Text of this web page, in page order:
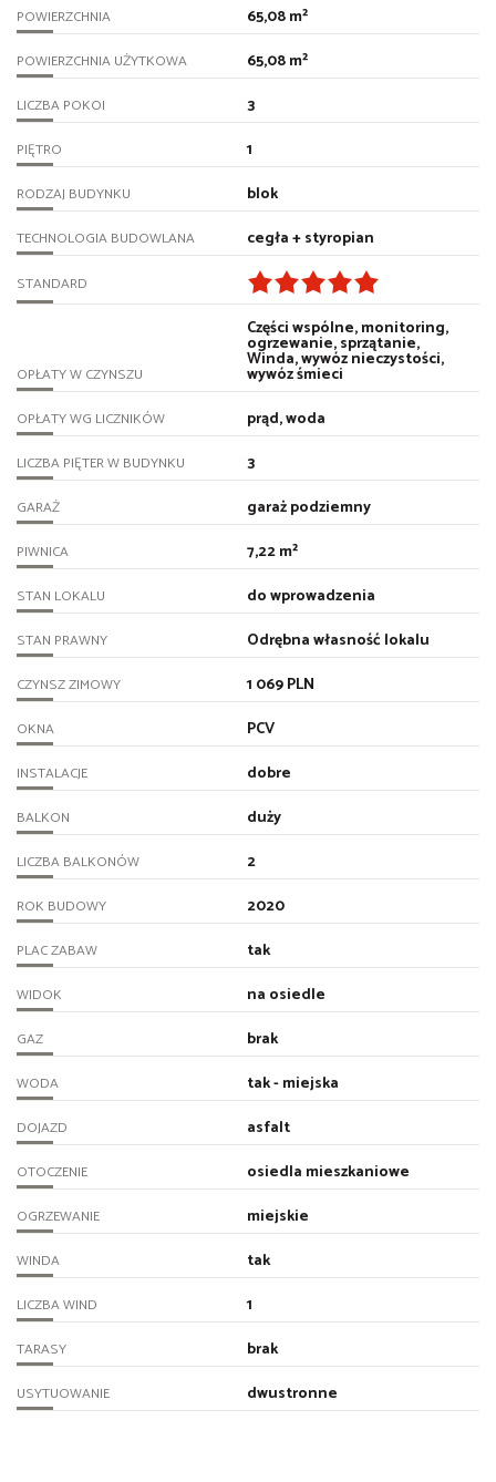
POWIERZCHNIA 65,08 m²
POWIERZCHNIA UŻYTKOWA 65,08 m²
LICZBA POKOI 3
PIĘTRO 1
RODZAJ BUDYNKU blok
TECHNOLOGIA BUDOWLANA cegła + styropian
STANDARD
OPŁATY W CZYNSZU
Części wspólne, monitoring,
ogrzewanie, sprzątanie,
Winda, wywóz nieczystości,
wywóz śmieci
OPŁATY WG LICZNIKÓW prąd, woda
LICZBA PIĘTER W BUDYNKU 3
GARAŻ garaż podziemny
PIWNICA 7,22 m²
STAN LOKALU do wprowadzenia
STAN PRAWNY Odrębna własność lokalu
CZYNSZ ZIMOWY 1 069 PLN
OKNA PCV
INSTALACJE dobre
BALKON duży
LICZBA BALKONÓW 2
ROK BUDOWY 2020
PLAC ZABAW tak
WIDOK na osiedle
GAZ brak
WODA tak - miejska
DOJAZD asfalt
OTOCZENIE osiedla mieszkaniowe
OGRZEWANIE miejskie
WINDA tak
LICZBA WIND 1
TARASY brak
USYTUOWANIE dwustronne